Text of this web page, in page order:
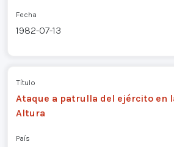
Fecha
1982-07-13
Título
Ataque a patrulla del ejército en
Altura
País